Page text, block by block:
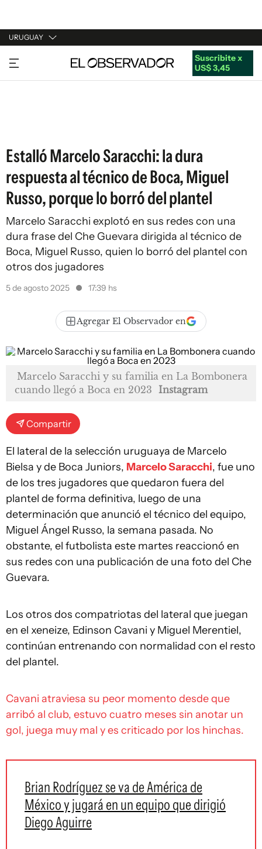
URUGUAY
URUGUAY
ARGENTINA
Suscribite x
US$ 3,45
Estalló Marcelo Saracchi: la dura
respuesta al técnico de Boca, Miguel
Russo, porque lo borró del plantel
Marcelo Saracchi explotó en sus redes con una
dura frase del Che Guevara dirigida al técnico de
Boca, Miguel Russo, quien lo borró del plantel con
otros dos jugadores
5 de agosto 2025 17:39 hs
Agregar El Observador en
Marcelo Saracchi y su familia en La Bombonera
cuando llegó a Boca en 2023 Instagram
Compartir
El lateral de la selección uruguaya de Marcelo
Bielsa y de Boca Juniors, Marcelo Saracchi, fue uno
de los tres jugadores que quedaron fuera del
plantel de forma definitiva, luego de una
determinación que anunció el técnico del equipo,
Miguel Ángel Russo, la semana pasada. No
obstante, el futbolista este martes reaccionó en
sus redes con una publicación de una foto del Che
Guevara.
Los otros dos compatriotas del lateral que juegan
en el xeneize, Edinson Cavani y Miguel Merentiel,
continúan entrenando con normalidad con el resto
del plantel.
Cavani atraviesa su peor momento desde que
arribó al club, estuvo cuatro meses sin anotar un
gol, juega muy mal y es criticado por los hinchas.
Brian Rodríguez se va de América de
México y jugará en un equipo que dirigió
Diego Aguirre